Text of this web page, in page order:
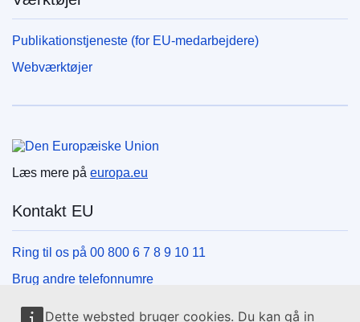
Dette websted bruger cookies. Du kan gå in
Publikationstjeneste (for EU-medarbejdere)
Webværktøjer
Læs mere på europa.eu
Kontakt EU
Ring til os på 00 800 6 7 8 9 10 11
Brug andre telefonnumre
Skriv til os via vores kontaktformular